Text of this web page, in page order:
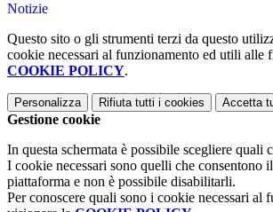
Notizie
Questo sito o gli strumenti terzi da questo
cookie necessari al funzionamento ed utili alle
COOKIE POLICY.
Personalizza Rifiuta tutti i cookies Accetta
Gestione cookie
In questa schermata è possibile scegliere quali
I cookie necessari sono quelli che consentono
piattaforma e non è possibile disabilitarli.
Per conoscere quali sono i cookie necessari al